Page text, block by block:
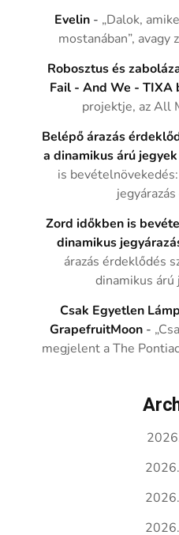
Evelin - „Dalok,
mostanában”, avagy
Robosztus és
Fail - And We - TIXA
projektje, az All
Belépő árazás
a dinamikus árú
is
Zord időkben is
dinamikus
árazás érdeklődés
dinamikus árú
Csak Egyetlen
GrapefruitMoon -
megjelent a The